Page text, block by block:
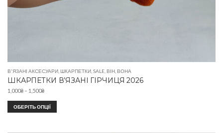
В'ЯЗАНІ АКСЕСУАРИ ШКАРПЕТКИ SALE ВІН ВОНА
ШКАРПЕТКИ В’ЯЗАНІ ГІРЧИЦЯ 2026
1,000₴ – 1,500₴
ОБЕРІТЬ ОПЦІЇ